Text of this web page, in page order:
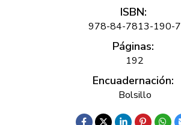
ISBN:
978-84-7813-190-7
Páginas:
192
Encuadernación:
Bolsillo